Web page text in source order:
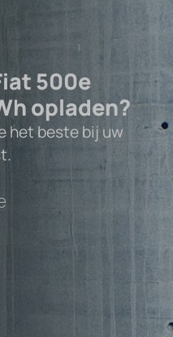
500e
opladen?
het beste bij uw